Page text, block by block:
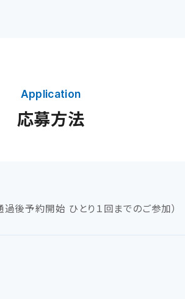
Application
応募方法
過後予約開始 ひとり１回までのご参加）